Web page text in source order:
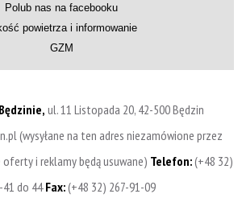
Polub nas na facebooku
powietrza i informowanie
GZM
ul. 11 Listopada 20, 42-500 Będzin
(wysyłane na ten adres niezamówione przez
oferty i reklamy będą usuwane) Telefon:(+48 32)
41 do 44Fax:(+48 32) 267-91-09